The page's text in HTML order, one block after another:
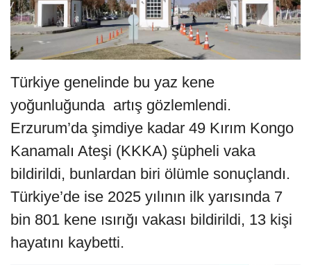
Türkiye genelinde bu yaz kene
yoğunluğunda artış gözlemlendi.
Erzurum’da şimdiye kadar 49 Kırım Kongo
Kanamalı Ateşi (KKKA) şüpheli vaka
bildirildi, bunlardan biri ölümle sonuçlandı.
Türkiye’de ise 2025 yılının ilk yarısında 7
bin 801 kene ısırığı vakası bildirildi, 13 kişi
hayatını kaybetti.